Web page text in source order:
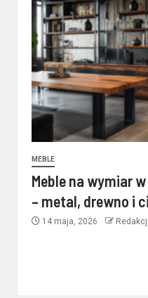
MEBLE
Meble na wymiar
– metal, drewno i
14 maja, 2026